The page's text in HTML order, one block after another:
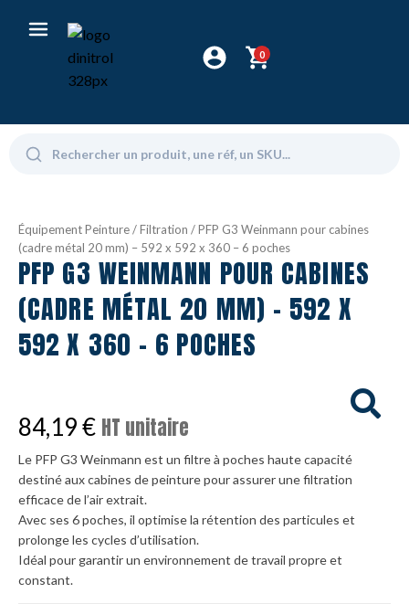
0
Équipement Peinture/Filtration / PFP G3 Weinmann pour cabines
(cadre métal 20 mm) – 592 x 592 x 360 – 6 poches
PFP G3 WEINMANN POUR CABINES
(CADRE MÉTAL 20 MM) - 592 X
592 X 360 - 6 POCHES
84,19€ HT unitaire
Le PFP G3 Weinmann est un filtre à poches haute capacité
destiné aux cabines de peinture pour assurer une filtration
efficace de l’air extrait.
Avec ses 6 poches, il optimise la rétention des particules et
prolonge les cycles d’utilisation.
Idéal pour garantir un environnement de travail propre et
constant.